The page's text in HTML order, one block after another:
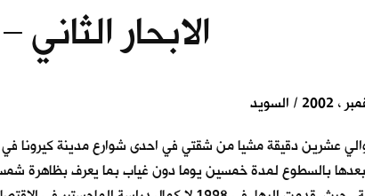
الابحار
عشرين دقيقة مشيا من شقتي في احدى شوارع مدينة
بالسطوع لمدة خمسين يوما دون غياب بما يعرف بظاهرة